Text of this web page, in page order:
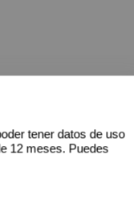
tener datos de uso
12 meses. Puedes